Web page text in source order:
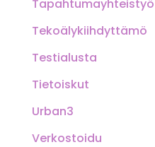
Tapahtumayhteistyö
Tekoälykiihdyttämö
Testialusta
Tietoiskut
Urban3
Verkostoidu